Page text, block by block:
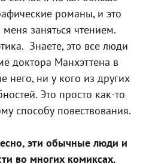
романы, и это
заняться чтением.
Знаете, это все люди
доктора Манхэттена в
него, ни у кого из других
Это просто как-то
способу повествования.
эти обычные люди и
во многих комиксах.